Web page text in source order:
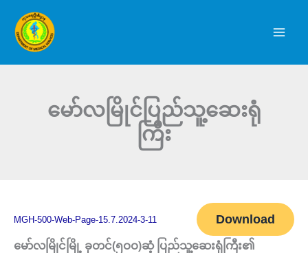
content
မော်လမြိုင်ပြည်သူ့ဆေးရုံ
ကြီး
MGH-500-Web-Page-15.7.2024-3-11 Download
မော်လမြိုင်မြို့ ခုတင်(၅ဝဝ)ဆံ့ ပြည်သူ့ဆေးရုံကြီး၏